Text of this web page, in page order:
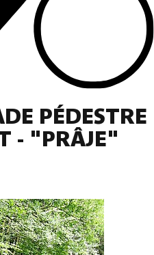
PÉDESTRE
- "PRÂJE"